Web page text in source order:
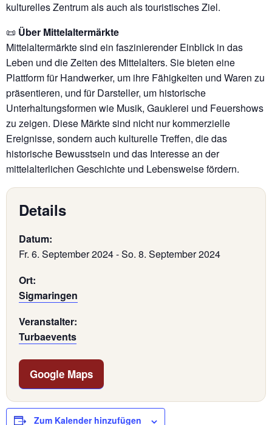
kulturelles Zentrum als auch als touristisches Ziel.
📜 Über Mittelaltermärkte
Mittelaltermärkte sind ein faszinierender Einblick in das
Leben und die Zeiten des Mittelalters. Sie bieten eine
Plattform für Handwerker, um ihre Fähigkeiten und Waren zu
präsentieren, und für Darsteller, um historische
Unterhaltungsformen wie Musik, Gauklerei und Feuershows
zu zeigen. Diese Märkte sind nicht nur kommerzielle
Ereignisse, sondern auch kulturelle Treffen, die das
historische Bewusstsein und das Interesse an der
mittelalterlichen Geschichte und Lebensweise fördern.
Details
Datum:
Fr. 6. September 2024-So. 8. September 2024
Ort:
Sigmaringen
Veranstalter:
Turbaevents
Google Maps
Zum Kalender hinzufügen